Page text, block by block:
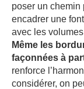
poser un chemin
encadrer une
avec les
Même les
façonnées à
renforce
considérer, on